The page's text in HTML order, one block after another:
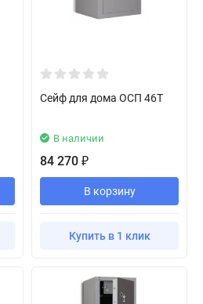
Сейф для дома ОСП 46Т
В наличии
84 270 ₽
В корзину
Купить в 1 клик